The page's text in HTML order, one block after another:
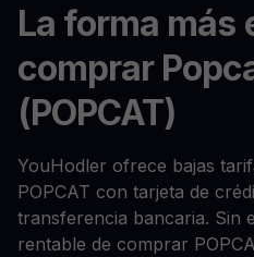
La forma más
comprar
(POPCAT)
YouHodler ofrece bajas
POPCAT con tarjeta de
transferencia bancaria. Sin
rentable de comprar